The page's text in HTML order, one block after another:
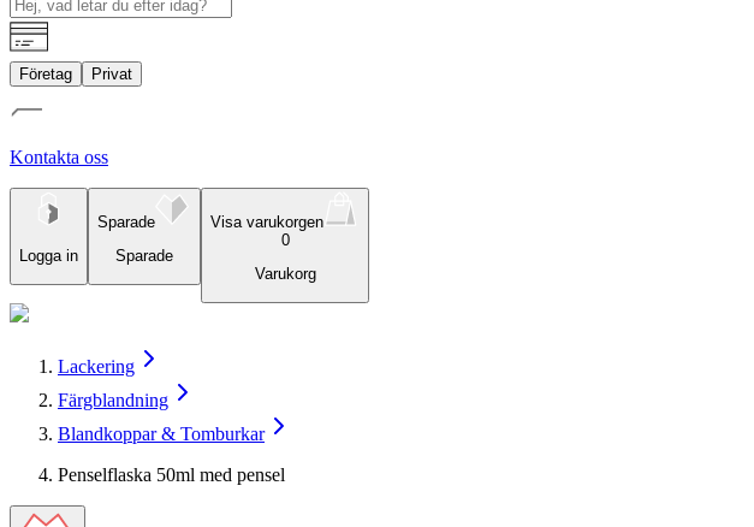
Företag Privat
Kontakta oss
Logga in
Sparade
Sparade
Visa varukorgen
0
Varukorg
Lackering
Färgblandning
Blandkoppar & Tomburkar
Penselflaska 50ml med pensel